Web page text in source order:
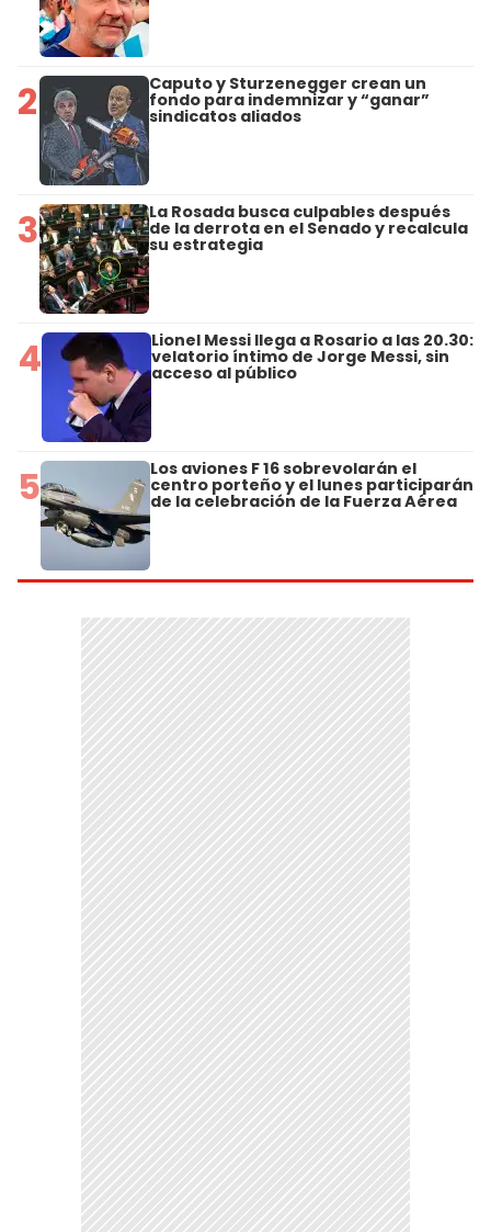
2 Caputo y Sturzenegger crean un
fondo para indemnizar y “ganar”
sindicatos aliados
3 La Rosada busca culpables después
de la derrota en el Senado y recalcula
su estrategia
4 Lionel Messi llega a Rosario a las 20.30:
velatorio íntimo de Jorge Messi, sin
acceso al público
5 Los aviones F 16 sobrevolarán el
centro porteño y el lunes participarán
de la celebración de la Fuerza Aérea